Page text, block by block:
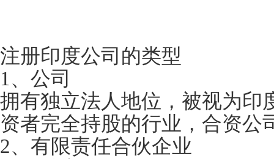
注册印度公司的类型
1、公司
拥有独立法人地位，被视为印
资者完全持股的行业，合资公
2、有限责任合伙企业